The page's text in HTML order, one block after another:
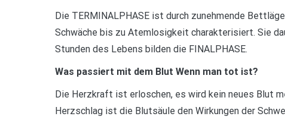
Die TERMINALPHASE ist durch zunehmende
Schwäche bis zu Atemlosigkeit charakterisiert. Sie
Stunden des Lebens bilden die FINALPHASE.
Was passiert mit dem Blut Wenn man tot ist?
Die Herzkraft ist erloschen, es wird kein neues Blut
Herzschlag ist die Blutsäule den Wirkungen der